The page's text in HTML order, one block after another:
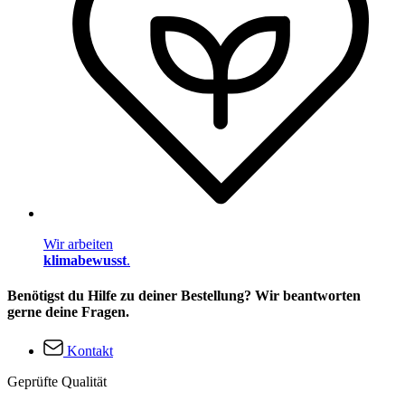
Wir arbeiten
klimabewusst.
Benötigst du Hilfe zu deiner Bestellung? Wir beantworten
gerne deine Fragen.
Kontakt
Geprüfte Qualität